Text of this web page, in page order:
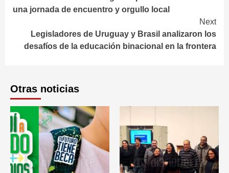
Reading
una jornada de encuentro y orgullo local
Next
Legisladores de Uruguay y Brasil analizaron los
desafíos de la educación binacional en la frontera
Otras noticias